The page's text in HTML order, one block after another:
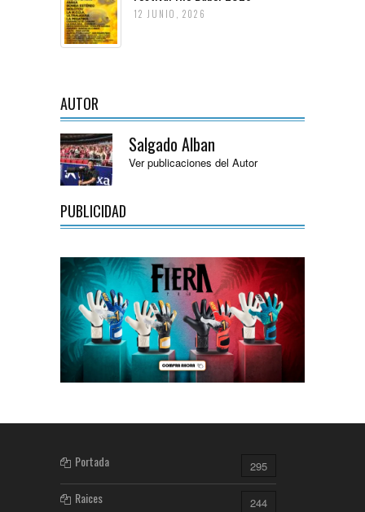
12 JUNIO, 2026
AUTOR
Salgado Alban
Ver publicaciones del Autor
PUBLICIDAD
Portada 295
Raices 244